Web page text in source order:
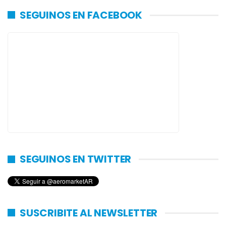
SEGUINOS EN FACEBOOK
SEGUINOS EN TWITTER
SUSCRIBITE AL NEWSLETTER